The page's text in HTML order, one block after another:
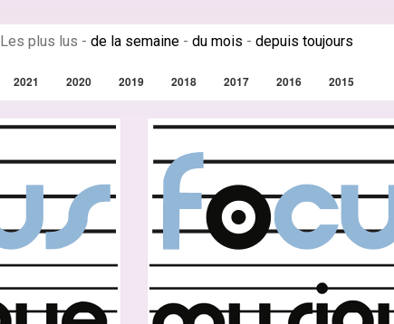
Les plus lus - de la semaine - du mois - depuis toujours
2021 2020 2019 2018 2017 2016 2015